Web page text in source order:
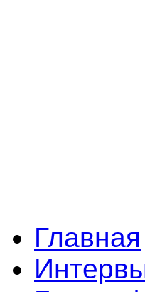
Главная